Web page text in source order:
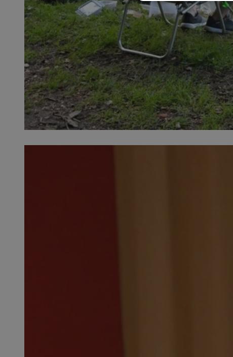
Niezbędne
Niezbędne pliki
zarządzanie kontem.
Nazwa